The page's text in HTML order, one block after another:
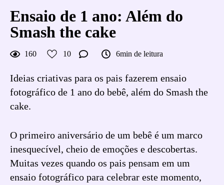
Ensaio de 1 ano: Além do
Smash the cake
160 10 6min de leitura
Ideias criativas para os pais fazerem ensaio
fotográfico de 1 ano do bebê, além do Smash the
cake.
O primeiro aniversário de um bebê é um marco
inesquecível, cheio de emoções e descobertas.
Muitas vezes quando os pais pensam em um
ensaio fotográfico para celebrar este momento,